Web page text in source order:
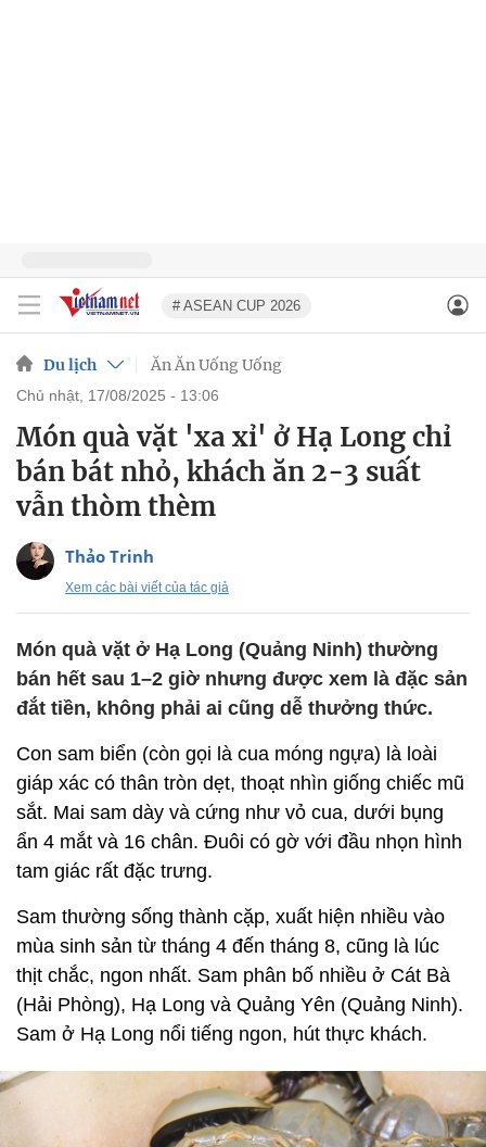
# ASEAN CUP 2026
Du lịch Ăn Ăn Uống Uống
chủ nhật, 17/08/2025 - 13:06
Món quà vặt 'xa xỉ' ở Hạ Long chỉ
bán bát nhỏ, khách ăn 2-3 suất
vẫn thòm thèm
Thảo Trinh
Xem các bài viết của tác giả
Món quà vặt ở Hạ Long (Quảng Ninh) thường
bán hết sau 1–2 giờ nhưng được xem là đặc sản
đắt tiền, không phải ai cũng dễ thưởng thức.
Con sam biển (còn gọi là cua móng ngựa) là loài
giáp xác có thân tròn dẹt, thoạt nhìn giống chiếc mũ
sắt. Mai sam dày và cứng như vỏ cua, dưới bụng
ẩn 4 mắt và 16 chân. Đuôi có gờ với đầu nhọn hình
tam giác rất đặc trưng.
Sam thường sống thành cặp, xuất hiện nhiều vào
mùa sinh sản từ tháng 4 đến tháng 8, cũng là lúc
thịt chắc, ngon nhất. Sam phân bố nhiều ở Cát Bà
(Hải Phòng), Hạ Long và Quảng Yên (Quảng Ninh).
Sam ở Hạ Long nổi tiếng ngon, hút thực khách.